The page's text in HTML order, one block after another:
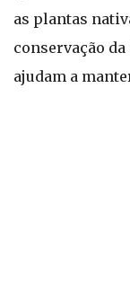
as plantas
conservação
ajudam a